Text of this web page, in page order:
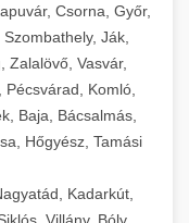
Csorna, Győr,
Ják,
Zalalövő, Vasvár,
Komló,
Baja, Bácsalmás,
Hőgyész, Tamási
Kadarkút,